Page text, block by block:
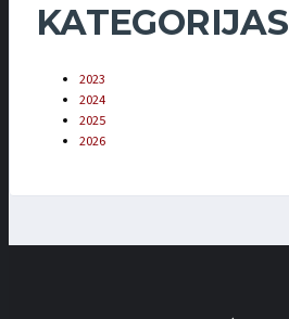
KATEGORIJAS
2023
2024
2025
2026